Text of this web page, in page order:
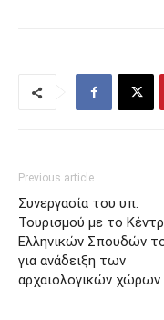
Previous article
Συνεργασία του υπ.
Τουρισμού με το
Ελληνικών Σπουδών
για ανάδειξη των
αρχαιολογικών χώρων